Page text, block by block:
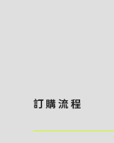
訂 購 流 程